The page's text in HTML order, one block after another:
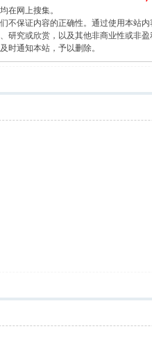
在网上搜集。
不保证内容的正确性。通过使用本站
研究或欣赏，以及其他非商业性或非
时通知本站，予以删除。